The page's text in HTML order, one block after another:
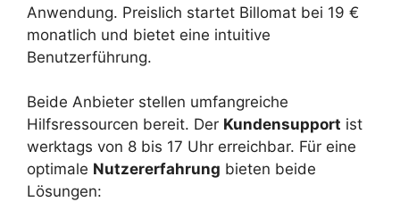
Anwendung. Preislich startet Billomat bei 19 €
monatlich und bietet eine intuitive
Benutzerführung.
Beide Anbieter stellen umfangreiche
Hilfsressourcen bereit. Der Kundensupport ist
werktags von 8 bis 17 Uhr erreichbar. Für eine
optimale Nutzererfahrung bieten beide
Lösungen: